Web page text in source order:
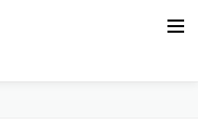
Menü